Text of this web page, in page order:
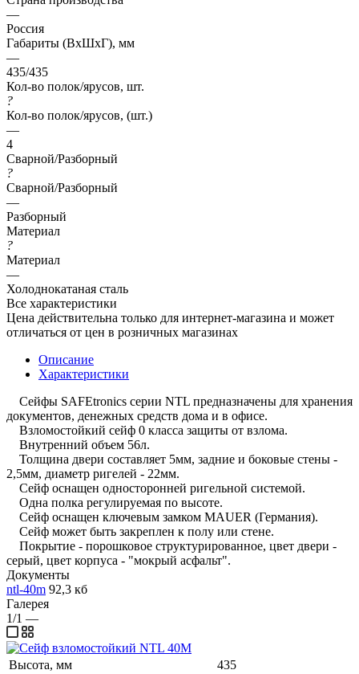
—
Россия
Габариты (ВхШхГ), мм
—
435/435
Кол-во полок/ярусов, шт.
?
Кол-во полок/ярусов, (шт.)
—
4
Сварной/Разборный
?
Сварной/Разборный
—
Разборный
Материал
?
Материал
—
Холоднокатаная сталь
Все характеристики
Цена действительна только для интернет-магазина и может
отличаться от цен в розничных магазинах
Описание
Характеристики
Сейфы SAFEtronics серии NTL предназначены для хранения
документов, денежных средств дома и в офисе.
Взломостойкий сейф 0 класса защиты от взлома.
Внутренний объем 56л.
Толщина двери составляет 5мм, задние и боковые стены -
2,5мм, диаметр ригелей - 22мм.
Сейф оснащен односторонней ригельной системой.
Одна полка регулируемая по высоте.
Сейф оснащен ключевым замком MAUER (Германия).
Сейф может быть закреплен к полу или стене.
Покрытие - порошковое структурированное, цвет двери -
серый, цвет корпуса - "мокрый асфальт".
Документы
ntl-40m 92,3 кб
Галерея
1/1 —
Высота, мм
435